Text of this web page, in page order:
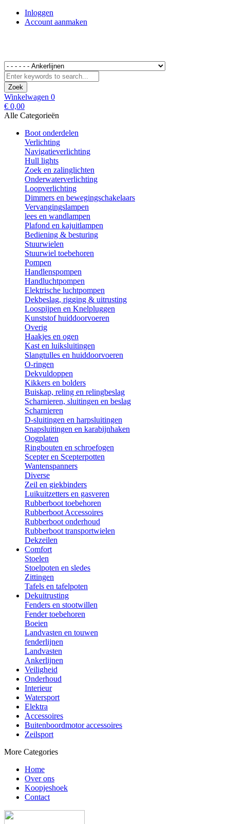
Inloggen
Account aanmaken
Zoek
Winkelwagen 0
€ 0,00
Alle Categorieën
Boot onderdelen
Verlichting
Navigatieverlichting
Hull lights
Zoek en zalinglichten
Onderwaterverlichting
Loopverlichting
Dimmers en bewegingschakelaars
Vervangingslampen
lees en wandlampen
Plafond en kajuitlampen
Bediening & besturing
Stuurwielen
Stuurwiel toebehoren
Pompen
Handlenspompen
Handluchtpompen
Elektrische luchtpompen
Dekbeslag, rigging & uitrusting
Loospijpen en Knelpluggen
Kunststof huiddoorvoeren
Overig
Haakjes en ogen
Kast en luiksluitingen
Slangtulles en huiddoorvoeren
O-ringen
Dekvuldoppen
Kikkers en bolders
Buiskap, reling en relingbeslag
Scharnieren, sluitingen en beslag
Scharnieren
D-sluitingen en harpsluitingen
Snapsluitingen en karabijnhaken
Oogplaten
Ringbouten en schroefogen
Scepter en Scepterpotten
Wantenspanners
Diverse
Zeil en giekbinders
Luikuitzetters en gasveren
Rubberboot toebehoren
Rubberboot Accessoires
Rubberboot onderhoud
Rubberboot transportwielen
Dekzeilen
Comfort
Stoelen
Stoelpoten en sledes
Zittingen
Tafels en tafelpoten
Dekuitrusting
Fenders en stootwillen
Fender toebehoren
Boeien
Landvasten en touwen
fenderlijnen
Landvasten
Ankerlijnen
Veiligheid
Onderhoud
Interieur
Watersport
Elektra
Accessoires
Buitenboordmotor accessoires
Zeilsport
More Categories
Home
Over ons
Koopjeshoek
Contact